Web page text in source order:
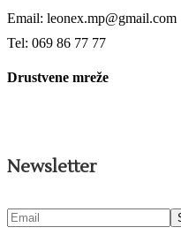
Email: leonex.mp@gmail.com
Tel: 069 86 77 77
Drustvene mreže
Newsletter